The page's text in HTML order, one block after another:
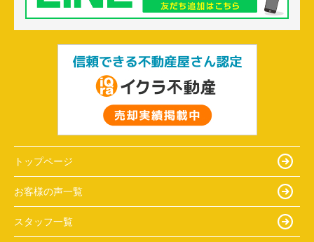
トップページ
お客様の声一覧
スタッフ一覧